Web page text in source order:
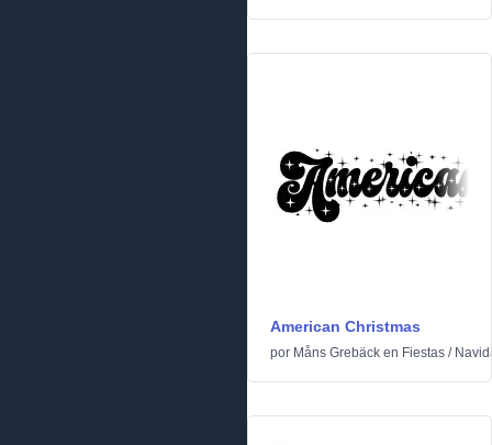
American Christmas
por Måns Grebäck en Fiestas /